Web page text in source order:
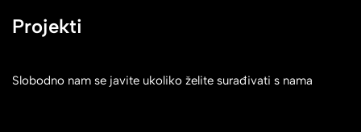
Projekti
Slobodno nam se javite ukoliko želite surađivati s nama